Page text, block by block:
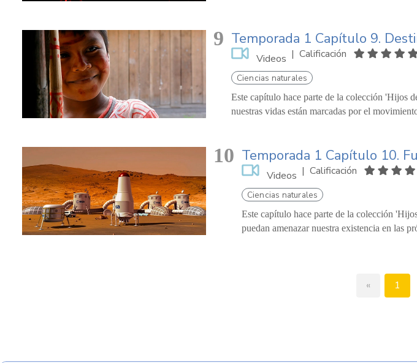
9 Temporada 1 Capítulo 9.
Videos | Calificación
Ciencias naturales
Este capítulo hace parte de la colección 'Hijos
nuestras vidas están marcadas por el
10 Temporada 1 Capítulo 10.
Videos | Calificación
Ciencias naturales
Este capítulo hace parte de la colección
puedan amenazar nuestra existencia en las
« 1